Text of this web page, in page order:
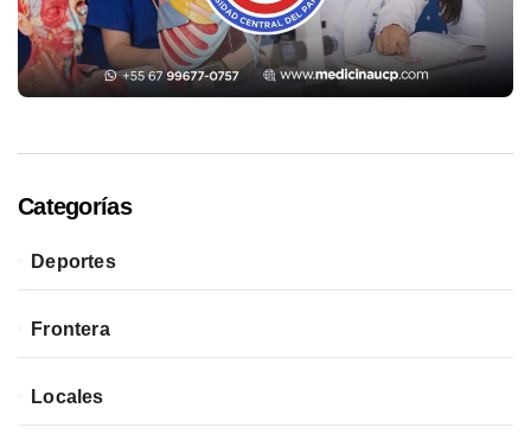
Categorías
Deportes
Frontera
Locales